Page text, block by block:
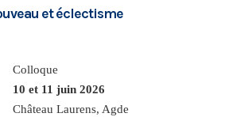
et éclectisme
Colloque
10 et 11 juin 2026
Château Laurens, Agde